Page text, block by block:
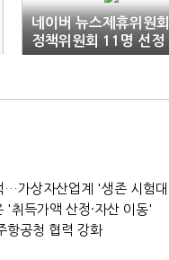
네이버 뉴스제휴위원
정책위원회 11명 선정
가상자산업계 '생존 시험
취득가액 산정·자산 이동'
항공청 협력 강화